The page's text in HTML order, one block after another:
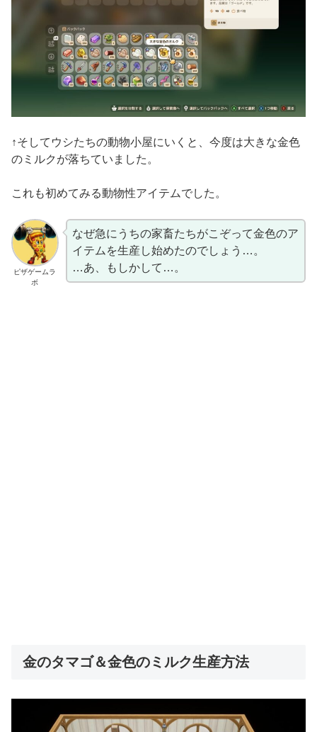
↑そしてウシたちの動物小屋にいくと、今度は大きな金色
のミルクが落ちていました。
これも初めてみる動物性アイテムでした。
ピザゲームラ
ボ
なぜ急にうちの家畜たちがこぞって金色のア
イテムを生産し始めたのでしょう…。
…あ、もしかして…。
金のタマゴ＆金色のミルク生産方法